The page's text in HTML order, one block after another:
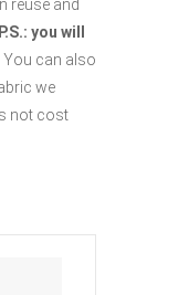
reuse and
P.S.: you will
You can also
we
not cost